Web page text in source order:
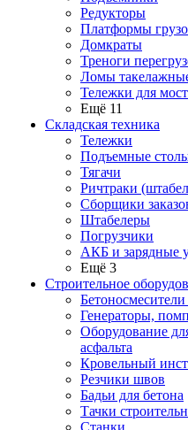
Редукторы
Платформы
Домкраты
Треноги
Ломы
Тележки для
Ещё 11
Складская техника
Тележки
Подъемные
Тягачи
Ричтраки
Сборщики
Штабелеры
Погрузчики
АКБ и зарядные
Ещё 3
Строительное
Генераторы,
Оборудование
асфальта
Кровельный
Резчики швов
Бадьи для бетона
Тачки
Станки